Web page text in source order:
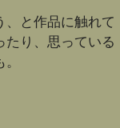
と作品に触れて
り、思っている